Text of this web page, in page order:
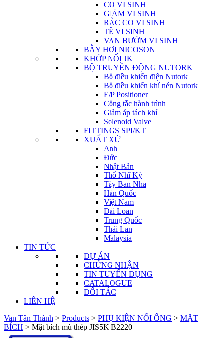
CO VI SINH
GIẢM VI SINH
RẮC CO VI SINH
TÊ VI SINH
VAN BƯỚM VI SINH
BẪY HƠI NICOSON
KHỚP NỐI JK
BỘ TRUYỀN ĐỘNG NUTORK
Bộ điều khiển điện Nutork
Bộ điều khiển khí nén Nutork
E/P Positioner
Công tắc hành trình
Giảm áp tách khí
Solenoid Valve
FITTINGS SPI/KT
XUẤT XỨ
Anh
Đức
Nhật Bản
Thổ Nhĩ Kỳ
Tây Ban Nha
Hàn Quốc
Việt Nam
Đài Loan
Trung Quốc
Thái Lan
Malaysia
TIN TỨC
DỰ ÁN
CHỨNG NHẬN
TIN TUYỂN DỤNG
CATALOGUE
ĐỐI TÁC
LIÊN HỆ
Van Tân Thành > Products > PHỤ KIỆN NỐI ỐNG > MẶT
BÍCH > Mặt bích mù thép JIS5K B2220